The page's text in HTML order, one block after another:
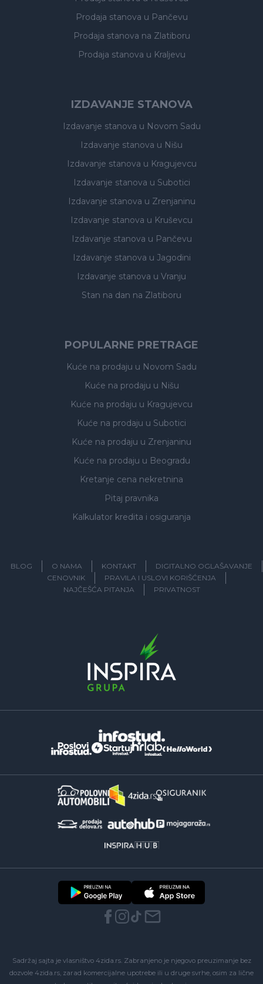
Prodaja stanova u Pančevu
Prodaja stanova na Zlatiboru
Prodaja stanova u Kraljevu
IZDAVANJE STANOVA
Izdavanje stanova u Novom Sadu
Izdavanje stanova u Nišu
Izdavanje stanova u Kragujevcu
Izdavanje stanova u Subotici
Izdavanje stanova u Zrenjaninu
Izdavanje stanova u Kruševcu
Izdavanje stanova u Pančevu
Izdavanje stanova u Jagodini
Izdavanje stanova u Vranju
Stan na dan na Zlatiboru
POPULARNE PRETRAGE
Kuće na prodaju u Novom Sadu
Kuće na prodaju u Nišu
Kuće na prodaju u Kragujevcu
Kuće na prodaju u Subotici
Kuće na prodaju u Zrenjaninu
Kuće na prodaju u Beogradu
Kretanje cena nekretnina
Pitaj pravnika
Kalkulator kredita i osiguranja
BLOG O NAMA KONTAKT
DIGITALNO OGLAŠAVANJE
CENOVNIK
PRAVILA I USLOVI KORIŠĆENJA
NAJČEŠĆA PITANJA
PRIVATNOST
Sadržaj sajta je vlasništvo 4zida.rs. Zabranjeno je njegovo preuzimanje bez
dozvole 4zida.rs, zarad komercijalne upotrebe ili u druge svrhe, osim za lične